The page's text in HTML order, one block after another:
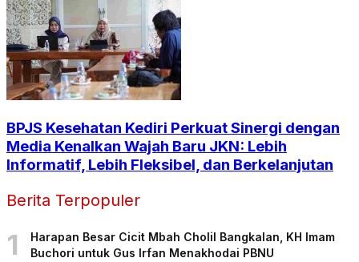
BPJS Kesehatan Kediri Perkuat Sinergi dengan
Media Kenalkan Wajah Baru JKN: Lebih
Informatif, Lebih Fleksibel, dan Berkelanjutan
Berita Terpopuler
1
Harapan Besar Cicit Mbah Cholil Bangkalan, KH Imam
Buchori untuk Gus Irfan Menakhodai PBNU